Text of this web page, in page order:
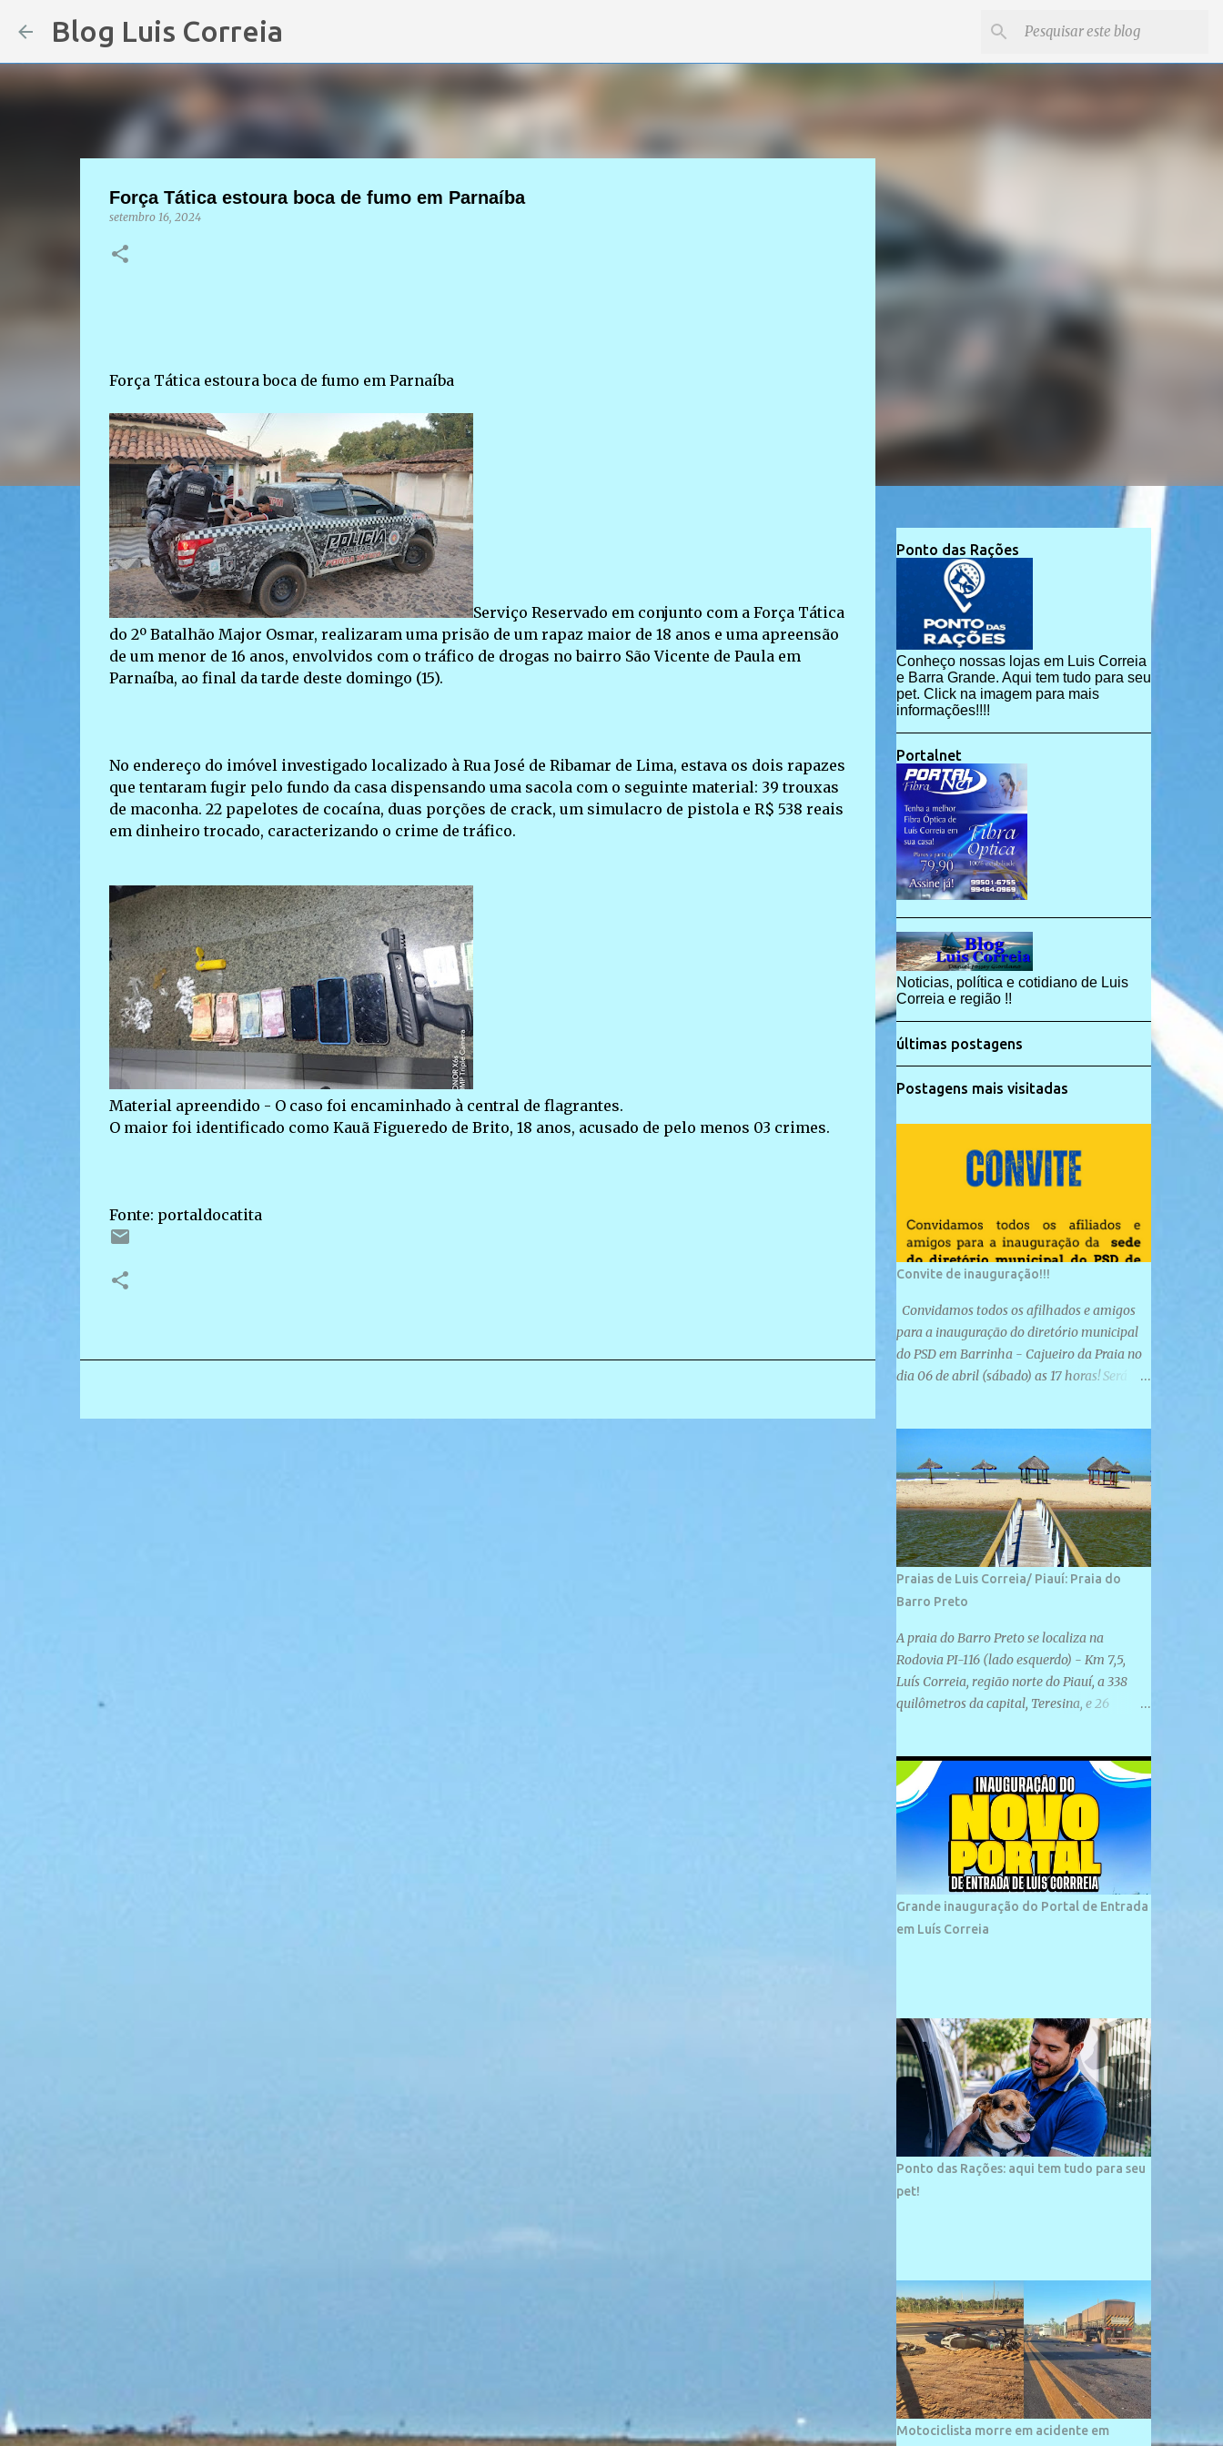
Blog Luis Correia
Força Tática estoura boca de fumo em Parnaíba
setembro 16, 2024
Força Tática estoura boca de fumo em Parnaíba
Serviço Reservado em conjunto com a Força Tática
do 2º Batalhão Major Osmar, realizaram uma prisão de um rapaz maior de 18 anos e uma apreensão
de um menor de 16 anos, envolvidos com o tráfico de drogas no bairro São Vicente de Paula em
Parnaíba, ao final da tarde deste domingo (15).
No endereço do imóvel investigado localizado à Rua José de Ribamar de Lima, estava os dois rapazes
que tentaram fugir pelo fundo da casa dispensando uma sacola com o seguinte material: 39 trouxas
de maconha. 22 papelotes de cocaína, duas porções de crack, um simulacro de pistola e R$ 538 reais
em dinheiro trocado, caracterizando o crime de tráfico.
Material apreendido - O caso foi encaminhado à central de flagrantes.
O maior foi identificado como Kauã Figueredo de Brito, 18 anos, acusado de pelo menos 03 crimes.
Fonte: portaldocatita
Ponto das Rações
Conheço nossas lojas em Luis Correia
e Barra Grande. Aqui tem tudo para seu
pet. Click na imagem para mais
informações!!!!
Portalnet
Noticias, política e cotidiano de Luis
Correia e região !!
últimas postagens
Postagens mais visitadas
Convite de inauguração!!!
Convidamos todos os afilhados e amigos
para a inauguração do diretório municipal
do PSD em Barrinha - Cajueiro da Praia no
dia 06 de abril (sábado) as 17 horas! Será
localizada na Rua São José, 98 Barrinha -
Cajueiro da Praia.
Praias de Luis Correia/ Piauí: Praia do
Barro Preto
A praia do Barro Preto se localiza na
Rodovia PI-116 (lado esquerdo) - Km 7,5,
Luís Correia, região norte do Piauí, a 338
quilômetros da capital, Teresina, e 26
plana e retilínea na maior parte de sua
extensão, chegando a mais ou menos a 1,5
km de paisagens exuberantes. Possui ondas
suaves devido ao extensivo molhe de pedras
que não chegam a 2 metros de altura, não
apresentando dunas em seu espaço
geográfico. Não se sabe ao certo porque a
praia leva esse nome, e muitas das suas
vizinhos. O bairro onde se localiza a praia é
palco de amplos investimentos e projetos
grandiosos como hotéis, pousadas e
residências de veraneio de grande porte. O
maior empreendimento fixado nessa área é
o SESC Praia, inaugurado em 12 de julho de
1996. Com arquitetura moderna,...
Grande inauguração do Portal de Entrada
em Luís Correia
Ponto das Rações: aqui tem tudo para seu
pet!
Motociclista morre em acidente em